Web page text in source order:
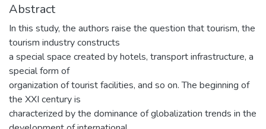
Abstract
In this study, the authors raise the question that tourism, the
tourism industry constructs
a special space created by hotels, transport infrastructure, a
special form of
organization of tourist facilities, and so on. The beginning of
the XXI century is
characterized by the dominance of globalization trends in the